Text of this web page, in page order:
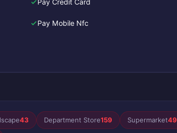
Pay Credit Card
Pay Mobile Nfc
43 Department Store159 Supermarket49